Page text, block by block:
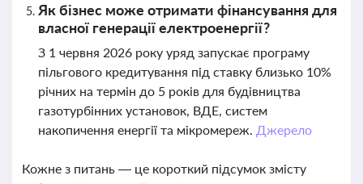
Як бізнес може отримати фінансування для
власної генерації електроенергії?
З 1 червня 2026 року уряд запускає програму
пільгового кредитування під ставку близько 10%
річних на термін до 5 років для будівництва
газотурбінних установок, ВДЕ, систем
накопичення енергії та мікромереж. Джерело
Кожне з питань — це короткий підсумок змісту